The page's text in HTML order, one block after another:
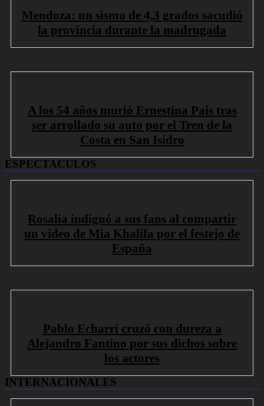
Mendoza: un sismo de 4,3 grados sacudió
la provincia durante la madrugada
A los 54 años murió Ernestina Pais tras
ser arrollado su auto por el Tren de la
Costa en San Isidro
ESPECTACULOS
Rosalía indignó a sus fans al compartir
un video de Mia Khalifa por el festejo de
España
Pablo Echarri cruzó con dureza a
Alejandro Fantino por sus dichos sobre
los actores
INTERNACIONALES